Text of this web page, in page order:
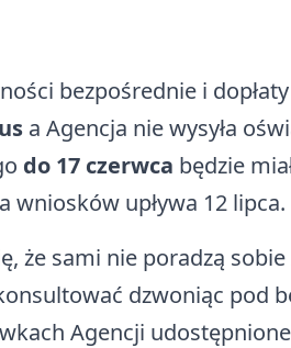
bezpośrednie i
a Agencja nie wysyła
do 17 czerwca będzie
wniosków upływa 12 lipca.
że sami nie poradzą
dzwoniąc pod
Agencji